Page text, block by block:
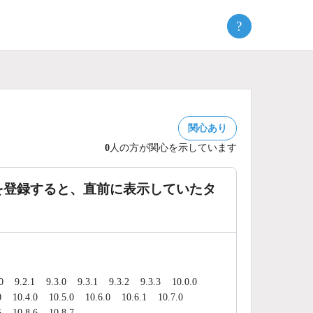
?
関心あり
0人の方が関心を示しています
録すると、直前に表示していたタ
9.2.1 9.3.0 9.3.1 9.3.2 9.3.3
10.0.0
10.4.0 10.5.0 10.6.0 10.6.1
10.7.0